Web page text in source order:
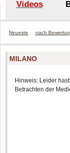
Videos
Neueste nach
MILANO
Hinweis: Leider
Betrachten der